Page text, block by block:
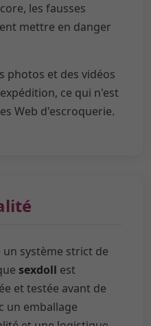
les fausses
mettre en danger
photos et des vidéos
ce qui n'est
Web d'escroquerie.
un système strict de
sexdoll est
et testée avant de
un emballage